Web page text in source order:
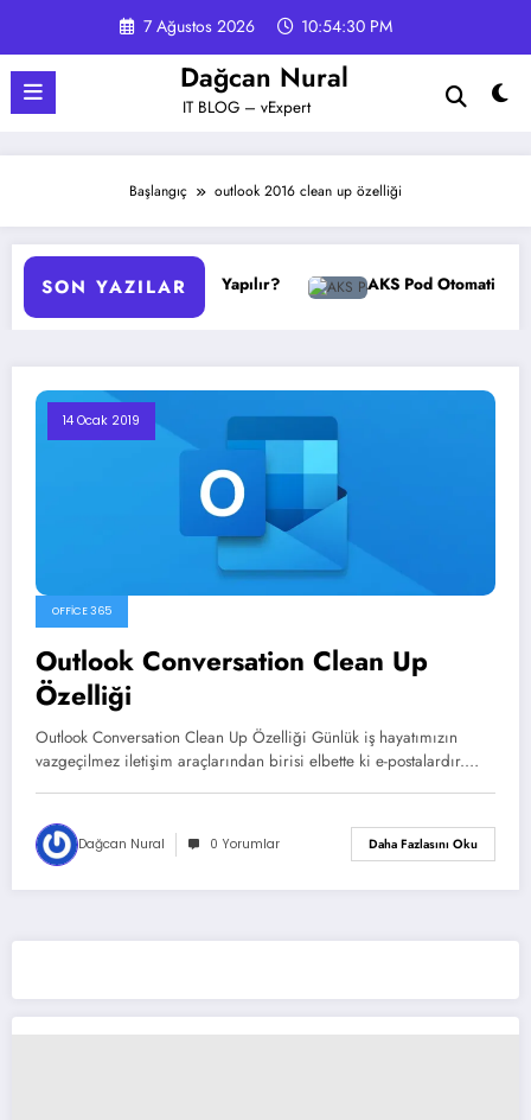
7 Ağustos 2026 10:54:30 PM
Dağcan Nural
IT BLOG – vExpert
Başlangıç outlook 2016 clean up özelliği
SON YAZILAR
GPO Yedekleme Nasıl Yapılır? AKS Pod Otomatik
14 Ocak 2019
OFFICE 365
Outlook Conversation Clean Up
Özelliği
Outlook Conversation Clean Up Özelliği Günlük iş hayatımızın
vazgeçilmez iletişim araçlarından birisi elbette ki e-postalardır.…
Dağcan Nural 0 Yorumlar Daha Fazlasını Oku